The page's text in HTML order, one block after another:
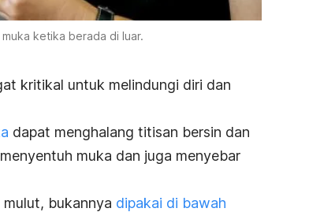
ketika berada di luar.
kritikal untuk melindungi diri dan
dapat menghalang titisan bersin dan
muka dan juga menyebar
bukannya dipakai di bawah